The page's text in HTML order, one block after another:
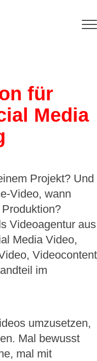
für
Media
Projekt? Und
Video, wann
Videoagentur aus
Media Video,
Videocontent
im
umzusetzen,
Mal bewusst
mal mit